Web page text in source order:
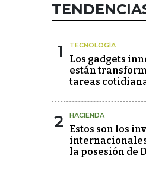
1 TECNOLOGÍA
Los gadgets
están
tareas
2 HACIENDA
Estos son los
la posesión de